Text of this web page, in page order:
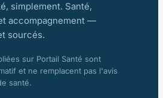
simplement. Santé,
accompagnement —
sourcés.
sur Portail Santé sont
et ne remplacent pas l'avis
santé.